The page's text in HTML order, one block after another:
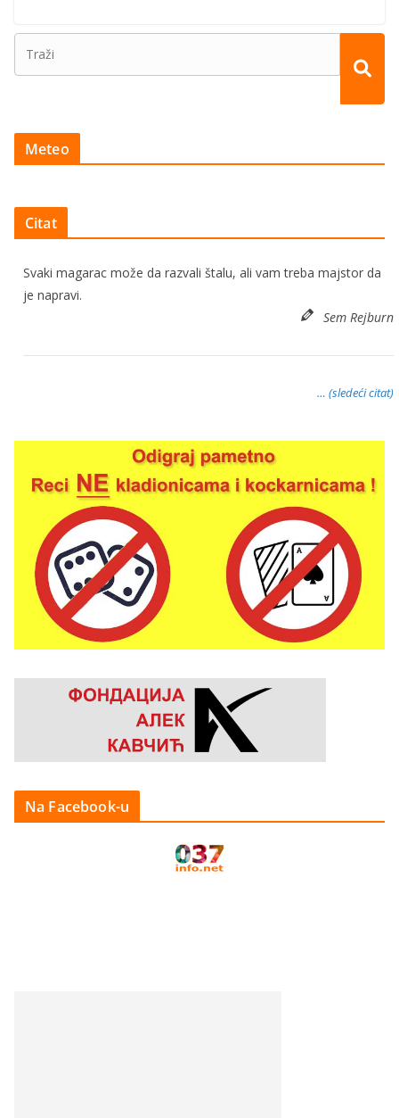
Meteo
Citat
Svaki magarac može da razvali štalu, ali vam treba majstor da
je napravi.
Sem Rejburn
… (sledeći citat)
Na Facebook-u